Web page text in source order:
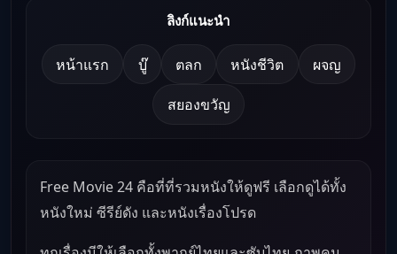
ลิงก์แนะนำ
หน้าแรก บู๊ ตลก หนังชีวิต ผจญ
สยองขวัญ
Free Movie 24 คือที่ที่รวมหนังให้ดูฟรี เลือกดูได้ทั้ง
หนังใหม่ ซีรีย์ดัง และหนังเรื่องโปรด